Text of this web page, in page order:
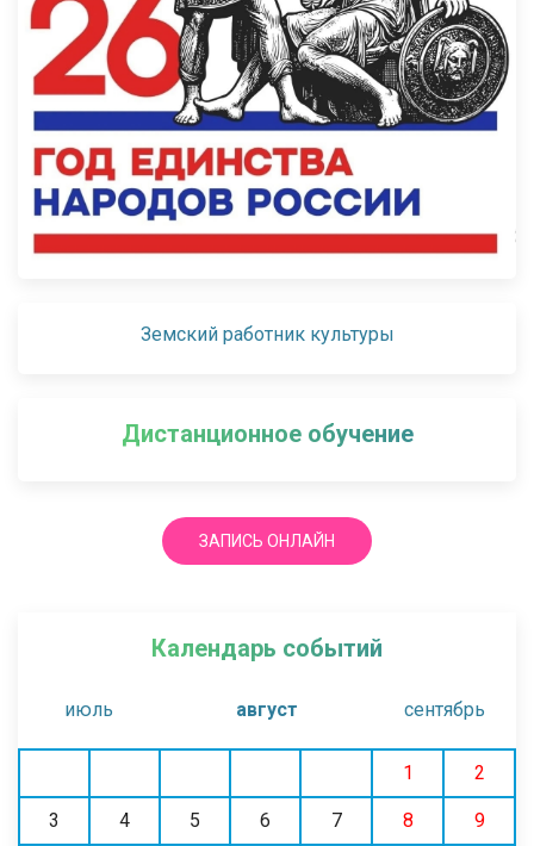
Земский работник культуры
Дистанционное обучение
ЗАПИСЬ ОНЛАЙН
Календарь событий
июль август сентябрь
1 2
3 4 5 6 7 8 9